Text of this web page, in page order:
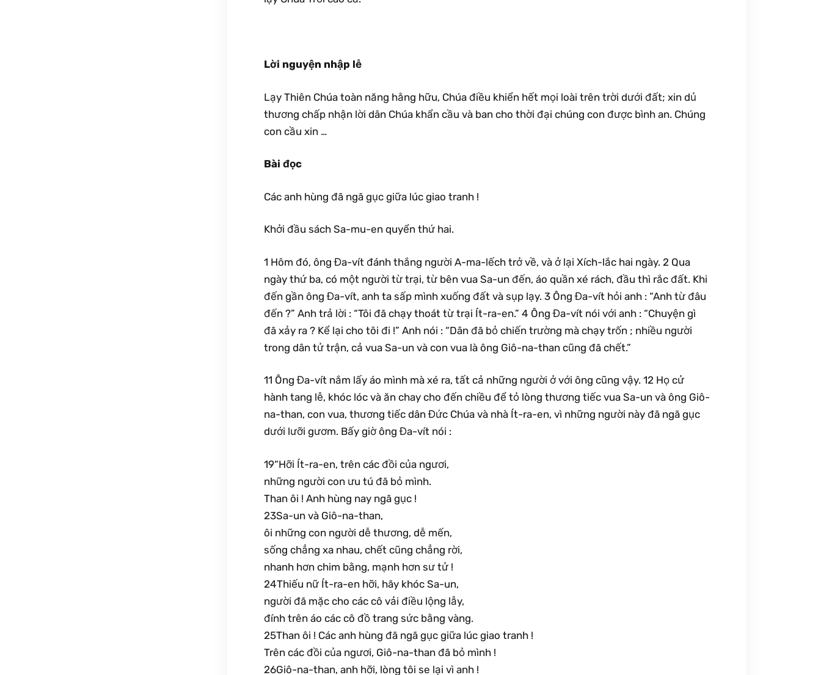
Lời nguyện nhập lễ
Lạy Thiên Chúa toàn năng hằng hữu, Chúa điều khiển hết mọi loài trên trời dưới đất; xin dủ
thương chấp nhận lời dân Chúa khẩn cầu và ban cho thời đại chúng con được bình an. Chúng
con cầu xin …
Bài đọc
Các anh hùng đã ngã gục giữa lúc giao tranh !
Khởi đầu sách Sa-mu-en quyển thứ hai.
1 Hôm đó, ông Đa-vít đánh thắng người A-ma-lếch trở về, và ở lại Xích-lắc hai ngày. 2 Qua
ngày thứ ba, có một người từ trại, từ bên vua Sa-un đến, áo quần xé rách, đầu thì rắc đất. Khi
đến gần ông Đa-vít, anh ta sấp mình xuống đất và sụp lạy. 3 Ông Đa-vít hỏi anh : “Anh từ đâu
đến ?” Anh trả lời : “Tôi đã chạy thoát từ trại Ít-ra-en.” 4 Ông Đa-vít nói với anh : “Chuyện gì
đã xảy ra ? Kể lại cho tôi đi !” Anh nói : “Dân đã bỏ chiến trường mà chạy trốn ; nhiều người
trong dân tử trận, cả vua Sa-un và con vua là ông Giô-na-than cũng đã chết.”
11 Ông Đa-vít nắm lấy áo mình mà xé ra, tất cả những người ở với ông cũng vậy. 12 Họ cử
hành tang lễ, khóc lóc và ăn chay cho đến chiều để tỏ lòng thương tiếc vua Sa-un và ông Giô-
na-than, con vua, thương tiếc dân Đức Chúa và nhà Ít-ra-en, vì những người này đã ngã gục
dưới lưỡi gươm. Bấy giờ ông Đa-vít nói :
19“Hỡi Ít-ra-en, trên các đồi của ngươi,
những người con ưu tú đã bỏ mình.
Than ôi ! Anh hùng nay ngã gục !
23Sa-un và Giô-na-than,
ôi những con người dễ thương, dễ mến,
sống chẳng xa nhau, chết cũng chẳng rời,
nhanh hơn chim bằng, mạnh hơn sư tử !
24Thiếu nữ Ít-ra-en hỡi, hãy khóc Sa-un,
người đã mặc cho các cô vải điều lộng lẫy,
đính trên áo các cô đồ trang sức bằng vàng.
25Than ôi ! Các anh hùng đã ngã gục giữa lúc giao tranh !
Trên các đồi của ngươi, Giô-na-than đã bỏ mình !
26Giô-na-than, anh hỡi, lòng tôi se lại vì anh !